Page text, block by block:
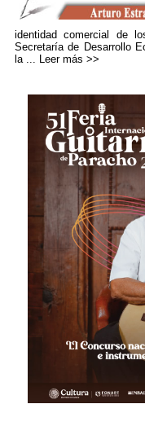
identidad comercial de
Secretaría de Desarrollo
la ...
Leer más >>